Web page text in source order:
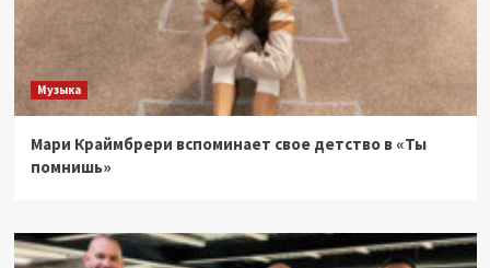
Музыка
Мари Краймбрери вспоминает свое детство в «Ты
помнишь»